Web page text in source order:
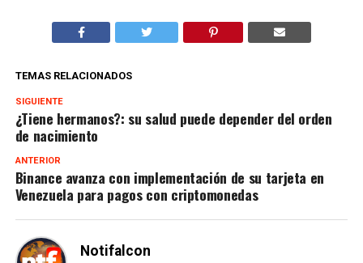
TEMAS RELACIONADOS
SIGUIENTE
¿Tiene hermanos?: su salud puede depender del orden
de nacimiento
ANTERIOR
Binance avanza con implementación de su tarjeta en
Venezuela para pagos con criptomonedas
Notifalcon